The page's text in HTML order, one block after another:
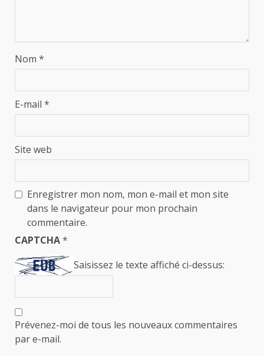
Nom *
E-mail *
Site web
Enregistrer mon nom, mon e-mail et mon site
dans le navigateur pour mon prochain
commentaire.
CAPTCHA*
Saisissez le texte affiché ci-dessus:
Prévenez-moi de tous les nouveaux commentaires
par e-mail.